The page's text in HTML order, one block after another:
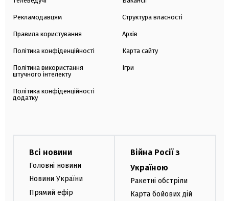
Рекламодавцям
Правила користування
Політика конфіденційності
Політика використання
штучного інтелекту
Політика конфіденційності
додатку
Структура власності
Архів
Карта сайту
Ігри
Всі новини
Головні новини
Новини України
Прямий ефір
Війна Росії з
Україною
Ракетні обстріли
Карта бойових дій